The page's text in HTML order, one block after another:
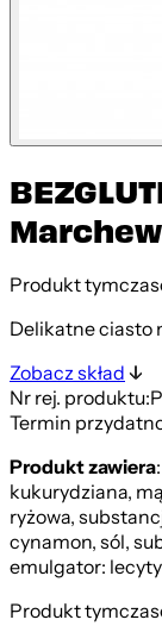
Produkt
Delikatne ciasto
Zobacz skład
Nr rej. produktu:
Termin
Produkt zawiera
kukurydziana,
ryżowa,
cynamon, sól,
emulgator:
Produkt